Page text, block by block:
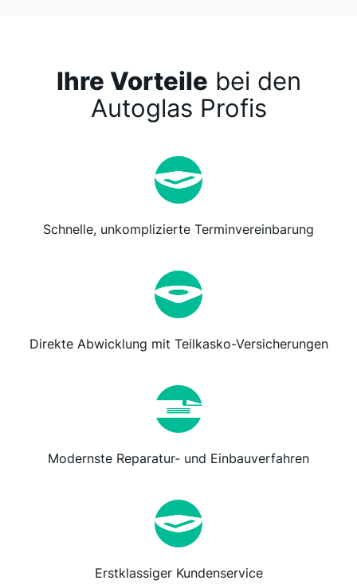
Ihre Vorteile bei den
Autoglas Profis
Schnelle, unkomplizierte Terminvereinbarung
Direkte Abwicklung mit Teilkasko-Versicherungen
Modernste Reparatur- und Einbauverfahren
Erstklassiger Kundenservice